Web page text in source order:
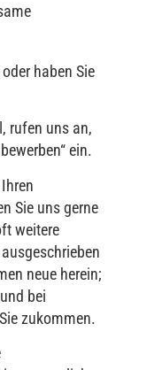
haben Sie
rufen uns an,
ein.
Sie uns gerne
weitere
neue herein;
bei
zukommen.